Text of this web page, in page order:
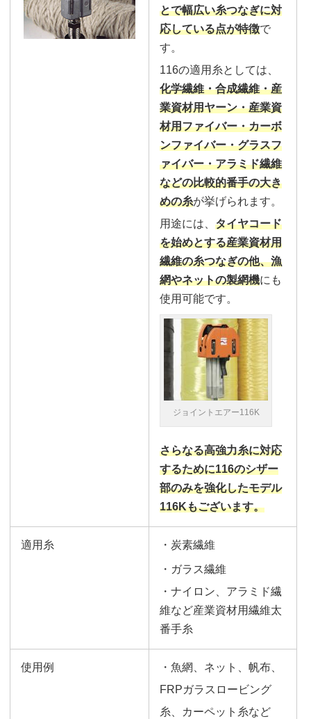
とで幅広い糸つなぎに対
応している点が特徴で
す。
116の適用糸としては、
化学繊維・合成繊維・産
業資材用ヤーン・産業資
材用ファイバー・カーボ
ンファイバー・グラスフ
ァイバー・アラミド繊維
などの比較的番手の大き
めの糸が挙げられます。
用途には、タイヤコード
を始めとする産業資材用
繊維の糸つなぎの他、漁
網やネットの製網機にも
使用可能です。
ジョイントエアー116K
さらなる高強力糸に対応
するために116のシザー
部のみを強化したモデル
116Kもございます。
適用糸 ・炭素繊維
・ガラス繊維
・ナイロン、 アラミド繊
維など産業資材用繊維太
番手糸
使用例
・魚網、ネット、帆布、
FRPガラスロービング
糸、カーペット糸など